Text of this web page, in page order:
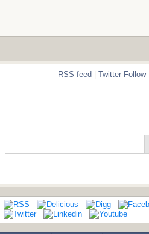
RSS feed Twitter Follow|